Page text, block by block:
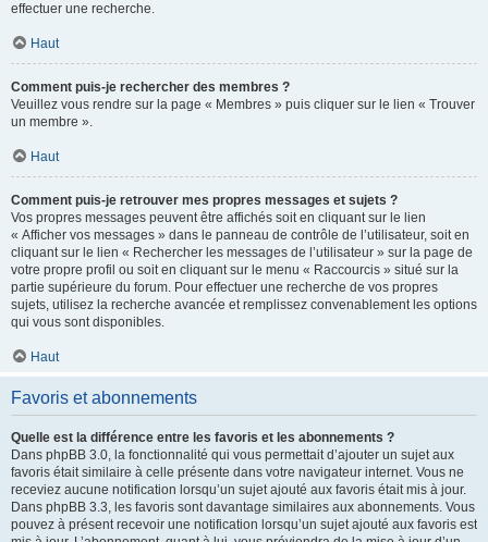
effectuer une recherche.
Haut
Comment puis-je rechercher des membres ?
Veuillez vous rendre sur la page « Membres » puis cliquer sur le lien « Trouver
un membre ».
Haut
Comment puis-je retrouver mes propres messages et sujets ?
Vos propres messages peuvent être affichés soit en cliquant sur le lien
« Afficher vos messages » dans le panneau de contrôle de l’utilisateur, soit en
cliquant sur le lien « Rechercher les messages de l’utilisateur » sur la page de
votre propre profil ou soit en cliquant sur le menu « Raccourcis » situé sur la
partie supérieure du forum. Pour effectuer une recherche de vos propres
sujets, utilisez la recherche avancée et remplissez convenablement les options
qui vous sont disponibles.
Haut
Favoris et abonnements
Quelle est la différence entre les favoris et les abonnements ?
Dans phpBB 3.0, la fonctionnalité qui vous permettait d’ajouter un sujet aux
favoris était similaire à celle présente dans votre navigateur internet. Vous ne
receviez aucune notification lorsqu’un sujet ajouté aux favoris était mis à jour.
Dans phpBB 3.3, les favoris sont davantage similaires aux abonnements. Vous
pouvez à présent recevoir une notification lorsqu’un sujet ajouté aux favoris est